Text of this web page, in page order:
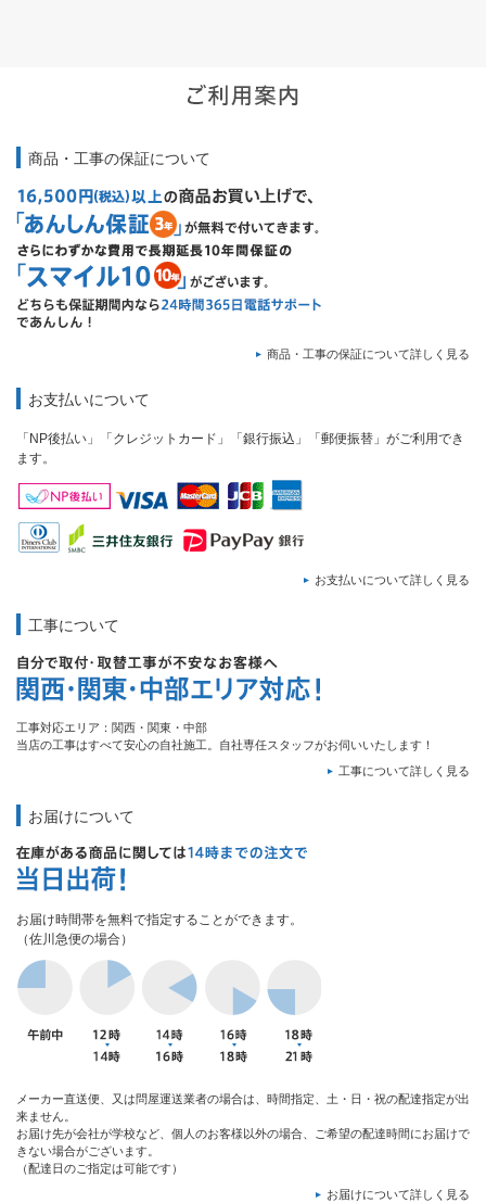
商品・工事の保証について
商品・工事の保証について詳しく見る
お支払いについて
「NP後払い」「クレジットカード」「銀行振込」「郵便振替」がご利用でき
ます。
お支払いについて詳しく見る
工事について
工事対応エリア：関西・関東・中部
当店の工事はすべて安心の自社施工。自社専任スタッフがお伺いいたします！
工事について詳しく見る
お届けについて
お届け時間帯を無料で指定することができます。
（佐川急便の場合）
メーカー直送便、又は問屋運送業者の場合は、時間指定、土・日・祝の配達指定が出
来ません。
お届け先が会社が学校など、個人のお客様以外の場合、ご希望の配達時間にお届けで
きない場合がございます。
（配達日のご指定は可能です）
お届けについて詳しく見る